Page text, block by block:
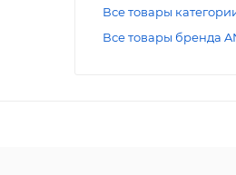
Все товары
Все товары бренда